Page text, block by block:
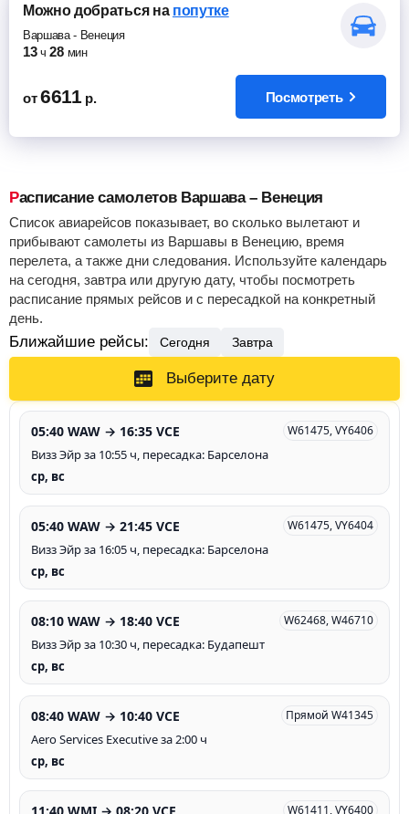
Можно добратьсяна попутке
Варшава- Венеция
13 ч 28 мин
от 6611 р. Посмотреть
Расписание самолетов Варшава – Венеция
Список авиарейсов показывает, во сколько вылетают и
прибывают самолеты из Варшавы в Венецию, время
перелета, а также дни следования. Используйте календарь
на сегодня, завтра или другую дату, чтобы посмотреть
расписание прямых рейсов и с пересадкой на конкретный
день.
Ближайшие рейсы: Сегодня Завтра
Выберите дату
05:40 WAW → 16:35 VCE W61475, VY6406
Визз Эйр за 10:55 ч, пересадка: Барселона
ср, вс
05:40 WAW → 21:45 VCE W61475, VY6404
Визз Эйр за 16:05 ч, пересадка: Барселона
ср, вс
08:10 WAW → 18:40 VCE W62468, W46710
Визз Эйр за 10:30 ч, пересадка: Будапешт
ср, вс
08:40 WAW → 10:40 VCE Прямой W41345
Aero Services Executive за 2:00 ч
ср, вс
11:40 WMI → 08:20 VCE W61411, VY6400